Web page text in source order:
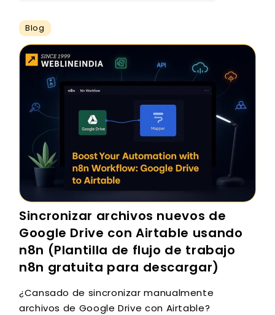
Blog
Sincronizar archivos nuevos de
Google Drive con Airtable usando
n8n (Plantilla de flujo de trabajo
n8n gratuita para descargar)
¿Cansado de sincronizar manualmente
archivos de Google Drive con Airtable?